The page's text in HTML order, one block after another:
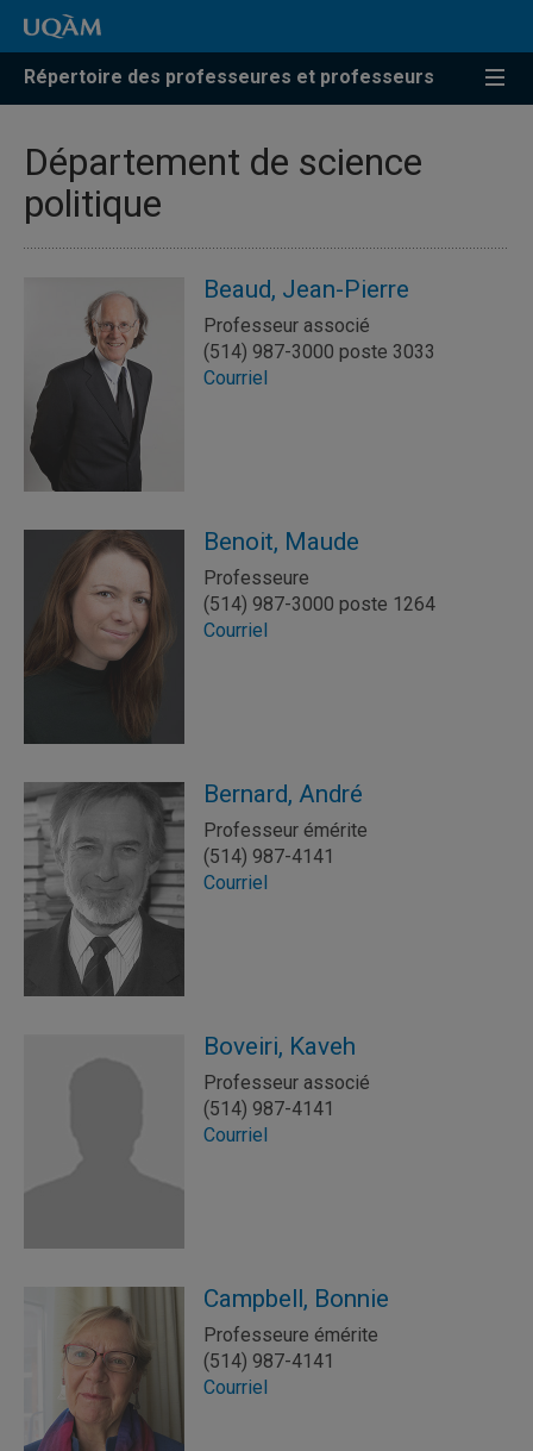
Répertoire des professeures et professeurs
Département de science
politique
Beaud, Jean-Pierre
Professeur associé
(514) 987-3000 poste 3033
Courriel
Benoit, Maude
Professeure
(514) 987-3000 poste 1264
Courriel
Bernard, André
Professeur émérite
(514) 987-4141
Courriel
Boveiri, Kaveh
Professeur associé
(514) 987-4141
Courriel
Campbell, Bonnie
Professeure émérite
(514) 987-4141
Courriel